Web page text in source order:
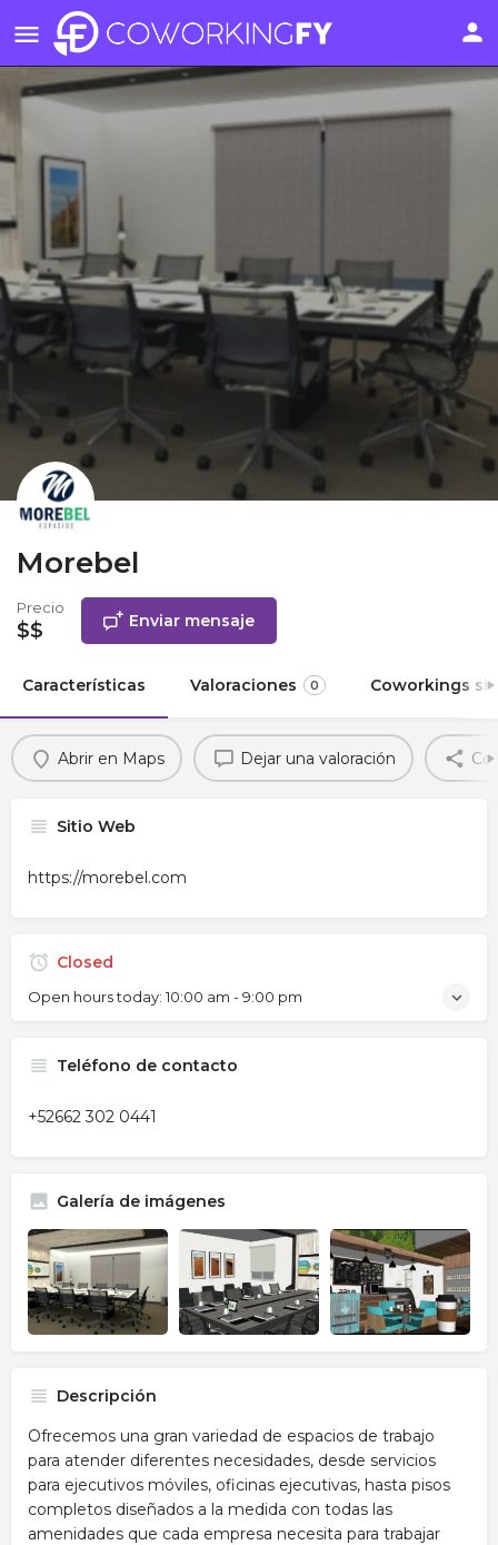
Morebel
Precio
$$ Enviar mensaje
Características Valoraciones 0 Coworkings
Abrir en Maps Dejar una valoración
Sitio Web
https://morebel.com
Closed
Open hours today: 10:00 am - 9:00 pm
Teléfono de contacto
+52662 302 0441
Galería de imágenes
Descripción
Ofrecemos una gran variedad de espacios de trabajo
para atender diferentes necesidades, desde servicios
para ejecutivos móviles, oficinas ejecutivas, hasta pisos
completos diseñados a la medida con todas las
amenidades que cada empresa necesita para trabajar